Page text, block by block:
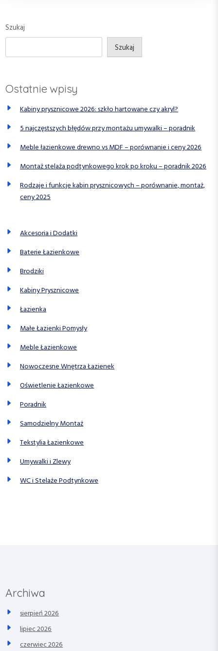
Szukaj
Szukaj
Ostatnie wpisy
Kabiny prysznicowe 2026: szkło hartowane czy akryl?
5 najczęstszych błędów przy montażu umywalki – poradnik
Meble łazienkowe drewno vs MDF – porównanie i ceny 2026
Montaż stelaża podtynkowego krok po kroku – poradnik 2026
Rodzaje i funkcje kabin prysznicowych – porównanie, montaż,
ceny 2025
Akcesoria i Dodatki
Baterie Łazienkowe
Brodziki
Kabiny Prysznicowe
Łazienka
Małe Łazienki Pomysły
Meble Łazienkowe
Nowoczesne Wnętrza Łazienek
Oświetlenie Łazienkowe
Poradnik
Samodzielny Montaż
Tekstylia Łazienkowe
Umywalki i Zlewy
WC i Stelaże Podtynkowe
Archiwa
sierpień 2026
lipiec 2026
czerwiec 2026